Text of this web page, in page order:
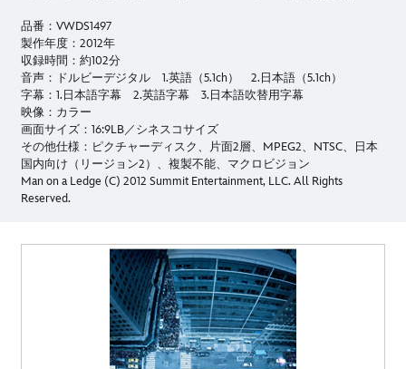
品番：VWDS1497
製作年度：2012年
収録時間：約102分
音声：ドルビーデジタル 1.英語（5.1ch） 2.日本語（5.1ch）
字幕：1.日本語字幕 2.英語字幕 3.日本語吹替用字幕
映像：カラー
画面サイズ：16:9LB／シネスコサイズ
その他仕様：ピクチャーディスク、片面2層、MPEG2、NTSC、日本
国内向け（リージョン2）、複製不能、マクロビジョン
Man on a Ledge (C) 2012 Summit Entertainment, LLC. All Rights
Reserved.